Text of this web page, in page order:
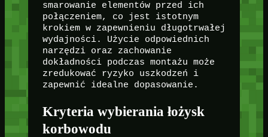
smarowanie elementów przed ich
połączeniem, co jest istotnym
krokiem w zapewnieniu długotrwałej
wydajności. Użycie odpowiednich
narzędzi oraz zachowanie
dokładności podczas montażu może
zredukować ryzyko uszkodzeń i
zapewnić idealne dopasowanie.
Kryteria wybierania łożysk
korbowodu